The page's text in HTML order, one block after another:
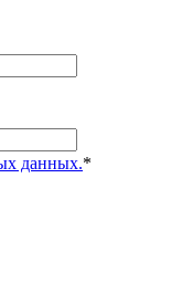
данных.*